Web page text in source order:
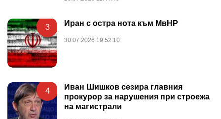
3 Иран с остра нота към МвНР
30.07.2026 19:52:10
4
Иван Шишков сезира главния
прокурор за нарушения при строежа
на магистрали